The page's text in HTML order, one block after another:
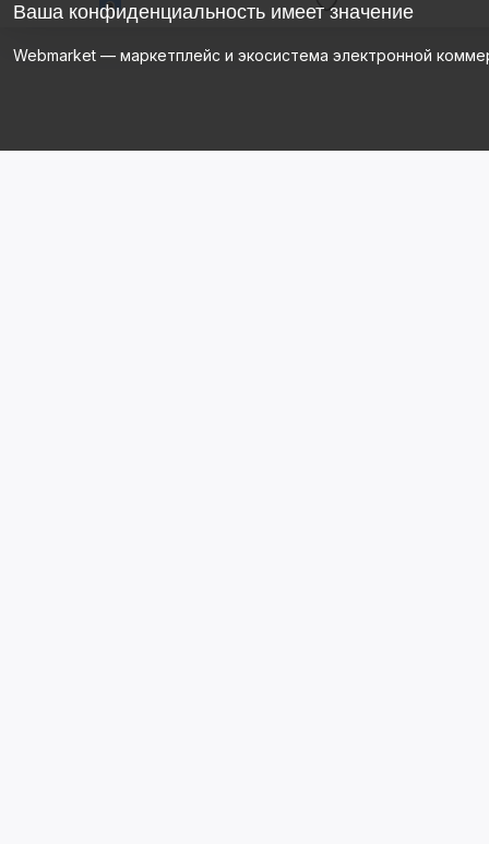
Ваша конфиденциальность имеет значение
Webmarket — маркетплейс и экосистема электронной